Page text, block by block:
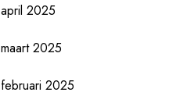
april 2025
maart 2025
februari 2025